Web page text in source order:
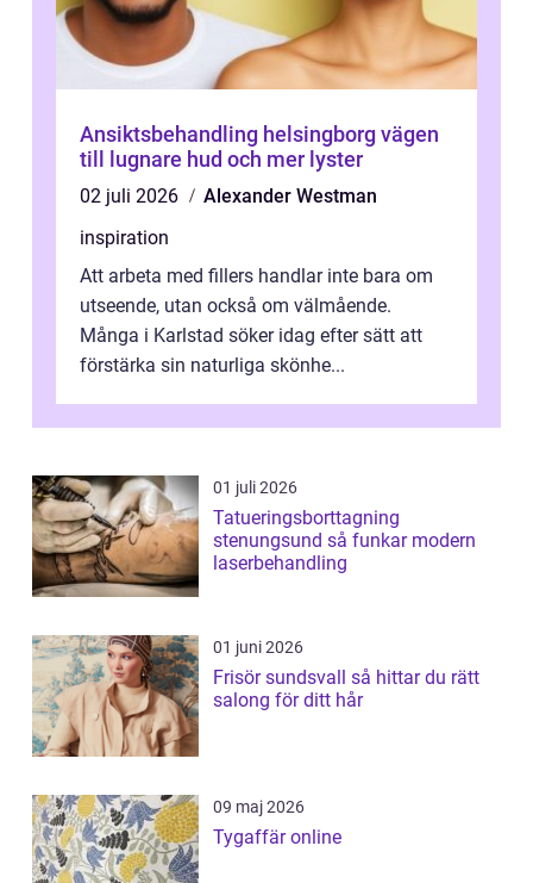
Ansiktsbehandling helsingborg vägen
till lugnare hud och mer lyster
02 juli 2026
Alexander Westman
inspiration
Att arbeta med fillers handlar inte bara om
utseende, utan också om välmående.
Många i Karlstad söker idag efter sätt att
förstärka sin naturliga skönhe...
01 juli 2026
Tatueringsborttagning
stenungsund så funkar modern
laserbehandling
01 juni 2026
Frisör sundsvall så hittar du rätt
salong för ditt hår
09 maj 2026
Tygaffär online